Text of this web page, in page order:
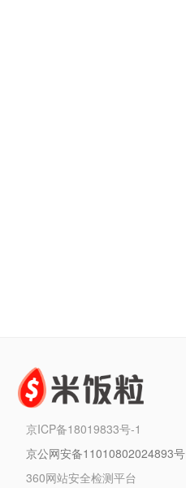
京ICP备18019833号-1
京公网安备11010802024893号
360网站安全检测平台